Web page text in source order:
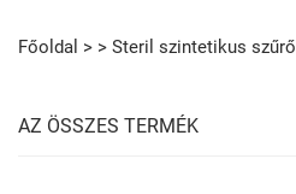
Főoldal > > Steril szintetikus szűrő
AZ ÖSSZES TERMÉK